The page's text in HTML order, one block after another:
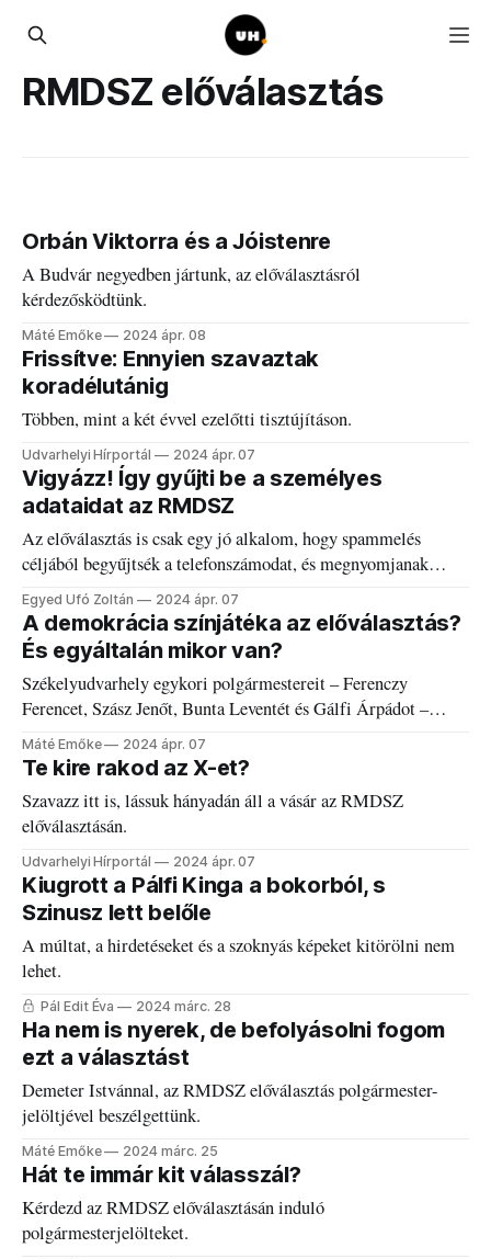
RMDSZ előválasztás
Orbán Viktorra és a Jóistenre
A Budvár negyedben jártunk, az előválasztásról
kérdezősködtünk.
Máté Emőke 2024 ápr. 08
Frissítve: Ennyien szavaztak
koradélutánig
Többen, mint a két évvel ezelőtti tisztújításon.
Udvarhelyi Hírportál 2024 ápr. 07
Vigyázz! Így gyűjti be a személyes
adataidat az RMDSZ
Az előválasztás is csak egy jó alkalom, hogy spammelés
céljából begyűjtsék a telefonszámodat, és megnyomjanak
politikai reklámmal.
Egyed Ufó Zoltán 2024 ápr. 07
A demokrácia színjátéka az előválasztás?
És egyáltalán mikor van?
Székelyudvarhely egykori polgármestereit – Ferenczy
Ferencet, Szász Jenőt, Bunta Leventét és Gálfi Árpádot –
kérdeztük.
Máté Emőke 2024 ápr. 07
Te kire rakod az X-et?
Szavazz itt is, lássuk hányadán áll a vásár az RMDSZ
előválasztásán.
Udvarhelyi Hírportál 2024 ápr. 07
Kiugrott a Pálfi Kinga a bokorból, s
Szinusz lett belőle
A múltat, a hirdetéseket és a szoknyás képeket kitörölni nem
lehet.
Pál Edit Éva 2024 márc. 28
Ha nem is nyerek, de befolyásolni fogom
ezt a választást
Demeter Istvánnal, az RMDSZ előválasztás polgármester-
jelöltjével beszélgettünk.
Máté Emőke 2024 márc. 25
Hát te immár kit válasszál?
Kérdezd az RMDSZ előválasztásán induló
polgármesterjelölteket.